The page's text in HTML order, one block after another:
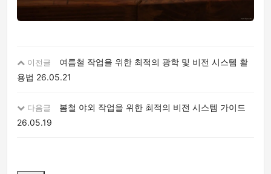
이전글
여름철 작업을 위한 최적의 광학 및 비전 시스템 활
용법 26.05.21
다음글
봄철 야외 작업을 위한 최적의 비전 시스템 가이드
26.05.19